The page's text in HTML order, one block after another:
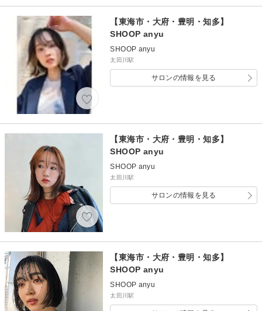
【東海市・大府・豊明・知多】
SHOOP anyu
SHOOP anyu
太田川駅
サロンの情報を見る
【東海市・大府・豊明・知多】
SHOOP anyu
SHOOP anyu
太田川駅
サロンの情報を見る
【東海市・大府・豊明・知多】
SHOOP anyu
SHOOP anyu
太田川駅